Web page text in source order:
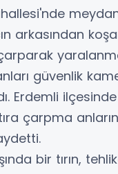
arkasından
güvenlik
Erdemli
çarpma
bir tırın,